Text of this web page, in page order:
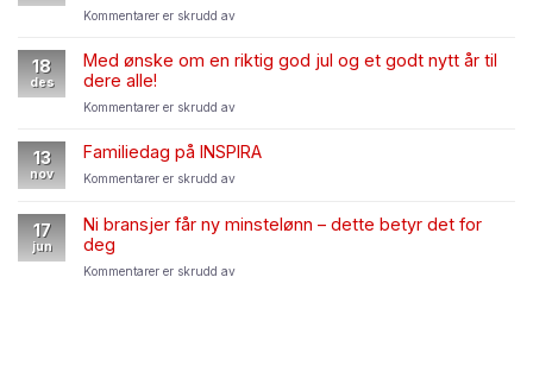
Kommentarer er skrudd avfor
Førsterett
på
ved
Feriehjem
18
des
Med ønske om en riktig god jul og et godt nytt år til
dere alle!
Kommentarer er skrudd avfor
ønske
om
en
god
13
nov
Familiedag på INSPIRA
Kommentarer er skrudd avfor
på
INSPIRA
17
jun
Ni bransjer får ny minstelønn – dette betyr det for
deg
Kommentarer er skrudd avfor